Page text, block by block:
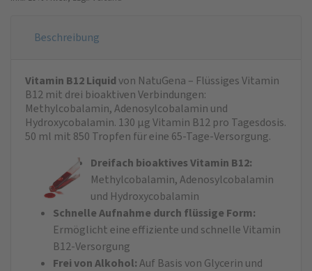
Beschreibung
Vitamin B12 Liquidvon NatuGena – Flüssiges Vitamin
B12 mit drei bioaktiven Verbindungen:
Methylcobalamin, Adenosylcobalamin und
Hydroxycobalamin. 130 µg Vitamin B12 pro Tagesdosis.
50 ml mit 850 Tropfen für eine 65-Tage-Versorgung.
Dreifach bioaktives Vitamin B12:
Methylcobalamin, Adenosylcobalamin
und Hydroxycobalamin
Schnelle Aufnahme durch flüssige Form:
Ermöglicht eine effiziente und schnelle Vitamin
B12-Versorgung
Frei von Alkohol:Auf Basis von Glycerin und